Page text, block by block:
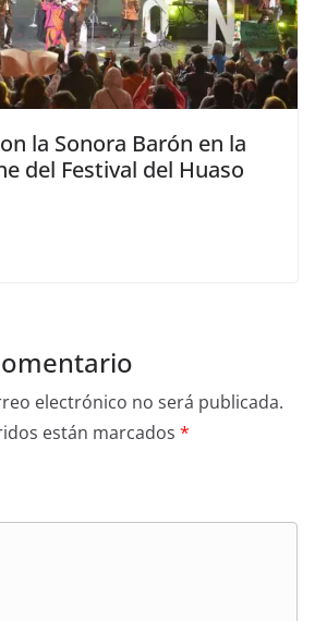
la Sonora Barón en la
del Festival del Huaso
electrónico no será publicada.
están marcados *